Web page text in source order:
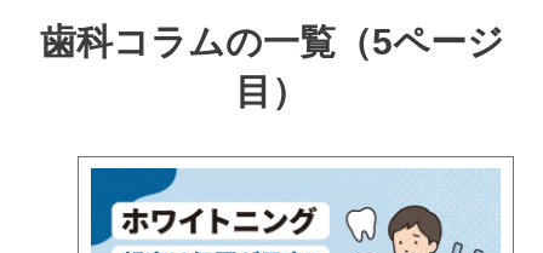
歯科コラムの一覧（5ページ
目）